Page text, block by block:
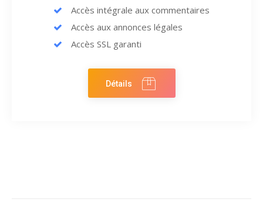
Accès intégrale aux commentaires
Accès aux annonces légales
Accès SSL garanti
Détails